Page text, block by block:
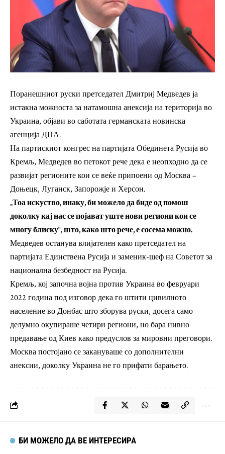
Поранешниот руски претседател Дмитриј Медведев ја
истакна можноста за натамошна анексија на територија во
Украина, објави во саботата германската новинска
агенција ДПА.
На партискиот конгрес на партијата Обединета Русија во
Кремљ, Медведев во петокот рече дека е неопходно да се
развијат регионите кои се веќе припоени од Москва –
Доњецк, Луганск, Запорожје и Херсон.
„Тоа искуство, инаку, би можело да биде од помош
доколку кај нас се појават уште нови региони кои се
многу блиску“, што, како што рече, е сосема можно.
Медведев останува влијателен како претседател на
партијата Единствена Русија и заменик-шеф на Советот за
национална безбедност на Русија.
Кремљ, кој започна војна против Украина во февруари
2022 година под изговор дека го штити цивилното
население во Донбас што зборува руски, досега само
делумно окупираше четири региони, но бара нивно
предавање од Киев како предуслов за мировни преговори.
Москва постојано се закануваше со дополнителни
анексии, доколку Украина не го прифати барањето.
БИ МОЖЕЛО ДА ВЕ ИНТЕРЕСИРА